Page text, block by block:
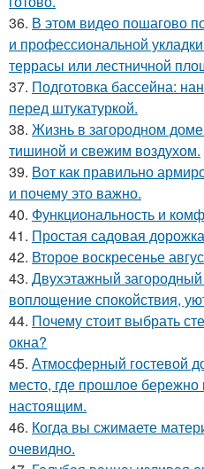
36. В этом видео пошагово
и профессиональной
террасы или лестничной
37. Подготовка бассейна:
перед штукатуркой.
38. Жизнь в загородном
тишиной и свежим воздухом.
39. Вот как правильно
и почему это важно.
40. Функциональность и
41. Простая садовая
42. Второе воскресенье
43. Двухэтажный
воплощение спокойствия,
44. Почему стоит выбрать
окна?
45. Атмосферный гостевой
место, где прошлое бережно
настоящим.
46. Когда вы сжимаете
очевидно.